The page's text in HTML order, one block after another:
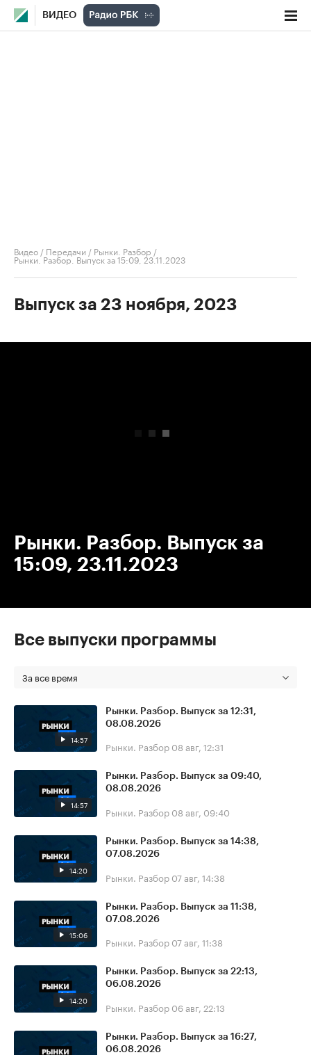
ВИДЕО
Видео / Передачи / Рынки. Разбор /
Рынки. Разбор. Выпуск за 15:09, 23.11.2023
Выпуск за 23 ноября, 2023
Рынки. Разбор. Выпуск за
15:09, 23.11.2023
Все выпуски программы
За все время
14:57
Рынки. Разбор. Выпуск за 12:31,
08.08.2026
Рынки. Разбор 08 авг, 12:31
14:57
Рынки. Разбор. Выпуск за 09:40,
08.08.2026
Рынки. Разбор 08 авг, 09:40
14:20
Рынки. Разбор. Выпуск за 14:38,
07.08.2026
Рынки. Разбор 07 авг, 14:38
15:06
Рынки. Разбор. Выпуск за 11:38,
07.08.2026
Рынки. Разбор 07 авг, 11:38
14:20
Рынки. Разбор. Выпуск за 22:13,
06.08.2026
Рынки. Разбор 06 авг, 22:13
Рынки. Разбор. Выпуск за 16:27,
06.08.2026